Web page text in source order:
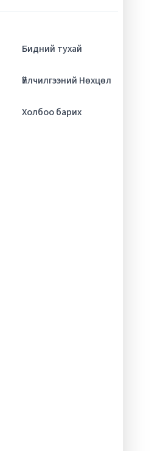
Бидний тухай
Үйлчилгээний Нөхцөл
Холбоо барих